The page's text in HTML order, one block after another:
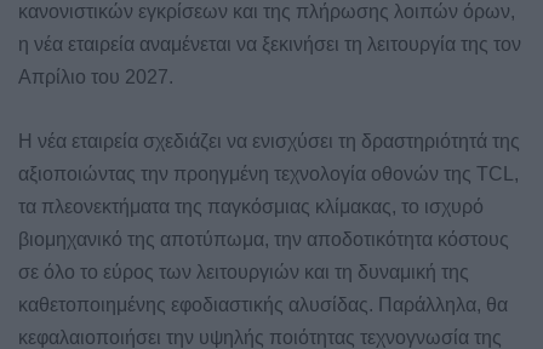
κανονιστικών εγκρίσεων και της πλήρωσης λοιπών όρων,
η νέα εταιρεία αναμένεται να ξεκινήσει τη λειτουργία της τον
Απρίλιο του 2027.
Η νέα εταιρεία σχεδιάζει να ενισχύσει τη δραστηριότητά της
αξιοποιώντας την προηγμένη τεχνολογία οθονών της TCL,
τα πλεονεκτήματα της παγκόσμιας κλίμακας, το ισχυρό
βιομηχανικό της αποτύπωμα, την αποδοτικότητα κόστους
σε όλο το εύρος των λειτουργιών και τη δυναμική της
καθετοποιημένης εφοδιαστικής αλυσίδας. Παράλληλα, θα
κεφαλαιοποιήσει την υψηλής ποιότητας τεχνογνωσία της